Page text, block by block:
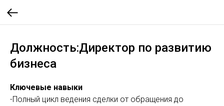
Должность:Директор по развитию
бизнеса
Ключевые навыки
-Полный цикл ведения сделки от обращения до